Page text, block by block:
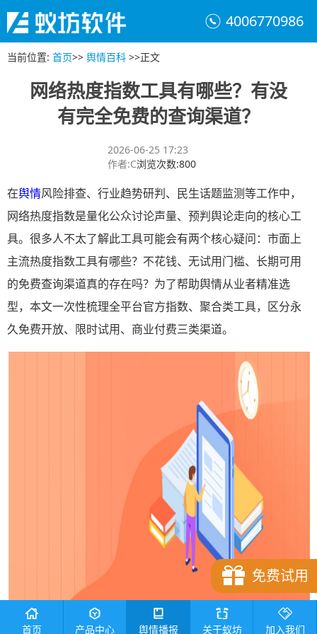
4006770986
当前位置: 首页>> 舆情百科 >>正文
网络热度指数工具有哪些？有没
有完全免费的查询渠道？
2026-06-25 17:23
作者:C浏览次数:800
在舆情风险排查、行业趋势研判、民生话题监测等工作中，
网络热度指数是量化公众讨论声量、预判舆论走向的核心工
具。很多人不太了解此工具可能会有两个核心疑问：市面上
主流热度指数工具有哪些？不花钱、无试用门槛、长期可用
的免费查询渠道真的存在吗？为了帮助舆情从业者精准选
型，本文一次性梳理全平台官方指数、聚合类工具，区分永
久免费开放、限时试用、商业付费三类渠道。
免费试用
首页 产品中心 舆情播报 关于蚁坊 加入我们